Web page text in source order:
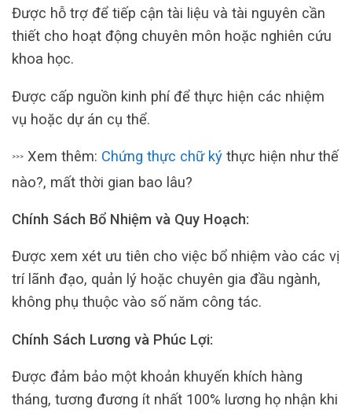
Được hỗ trợ để tiếp cận tài liệu và tài nguyên cần
thiết cho hoạt động chuyên môn hoặc nghiên cứu
khoa học.
Được cấp nguồn kinh phí để thực hiện các nhiệm
vụ hoặc dự án cụ thể.
>>> Xem thêm: Chứng thực chữ ký thực hiện như thế
nào?, mất thời gian bao lâu?
Chính Sách Bổ Nhiệm và Quy Hoạch:
Được xem xét ưu tiên cho việc bổ nhiệm vào các vị
trí lãnh đạo, quản lý hoặc chuyên gia đầu ngành,
không phụ thuộc vào số năm công tác.
Chính Sách Lương và Phúc Lợi:
Được đảm bảo một khoản khuyến khích hàng
tháng, tương đương ít nhất 100% lương họ nhận khi